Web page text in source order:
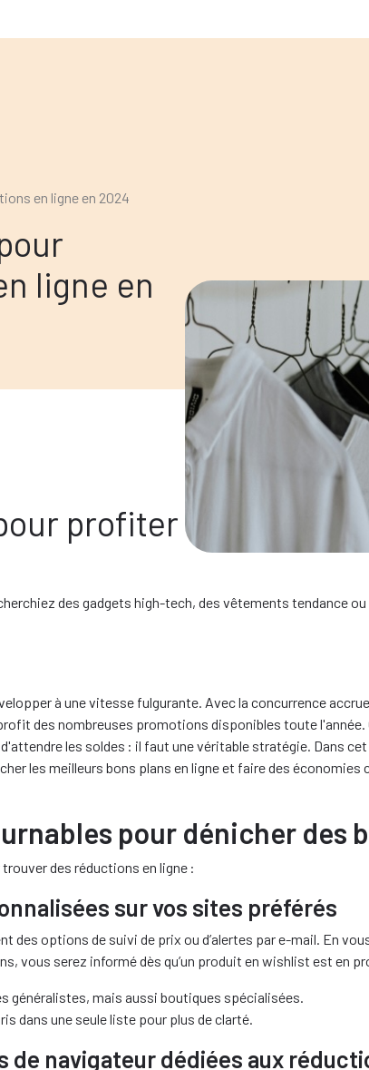
en ligne en 2024
ligne en
profiter des
des gadgets high-tech, des vêtements tendance
à une vitesse fulgurante. Avec la concurrence
des nombreuses promotions disponibles toute l'année.
les soldes : il faut une véritable stratégie. Dans
les meilleurs bons plans en ligne et faire des économies
pour dénicher des
des réductions en ligne :
sur vos sites préférés
des options de suivi de prix ou d’alertes par e-mail. En
vous serez informé dès qu’un produit en wishlist est en
généralistes, mais aussi boutiques spécialisées.
dans une seule liste pour plus de clarté.
de navigateur dédiées aux